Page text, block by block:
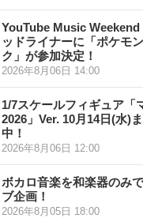
YouTube Music Weekend
ッドライナーに「ポケモ
ク」が参加決定！
2026年8月06日 14:00
1/7スケールフィギュア「
2026」Ver. 10月14日(水)
中！
2026年8月06日 12:00
ボカロ音楽を和楽器のみ
ブ企画！
2026年8月05日 18:00